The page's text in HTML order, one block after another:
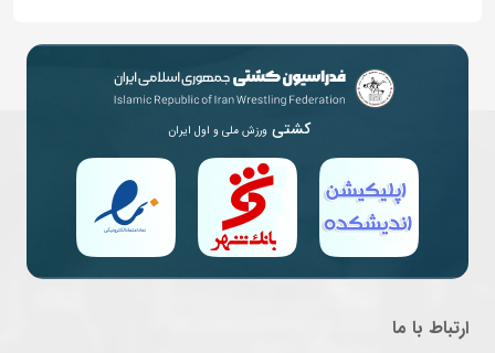
کشتی ورزش ملی و اول ایران
ارتباط با ما